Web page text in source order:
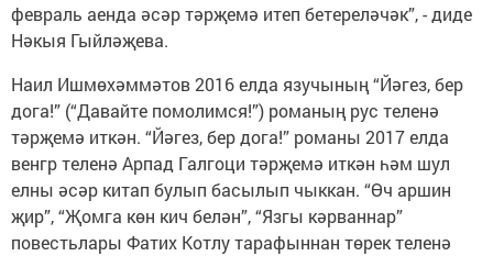
февраль аенда әсәр тәрҗемә итеп бетереләчәк”, - диде
Нәкыя Гыйләҗева.
Наил Ишмөхәммәтов 2016 елда язучының “Йәгез, бер
дога!” (“Давайте помолимся!”) романың рус теленә
тәрҗемә иткән. “Йәгез, бер дога!” романы 2017 елда
венгр теленә Арпад Галгоци тәрҗемә иткән һәм шул
елны әсәр китап булып басылып чыккан. “Өч аршин
җир”, “Җомга көн кич белән”, “Язгы кәрваннар”
повестьлары Фатих Котлу тарафыннан төрек теленә